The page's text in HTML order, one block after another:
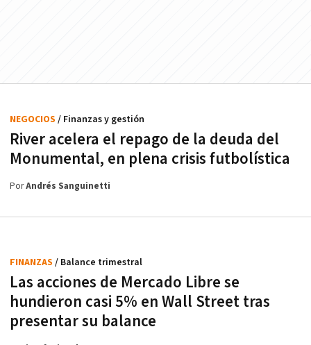
River acelera el repago de la deuda del
Monumental, en plena crisis futbolística
NEGOCIOS / Finanzas y gestión
PorAndrés Sanguinetti
Las acciones de Mercado Libre se
hundieron casi 5% en Wall Street tras
presentar su balance
FINANZAS / Balance trimestral